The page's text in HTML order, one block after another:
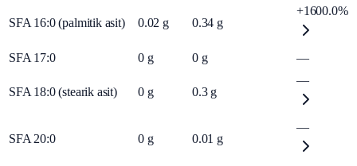
SFA 16:0 (palmitik asit) 0.02 g 0.34 g
+1600.0%
SFA 17:0 0 g 0 g —
SFA 18:0 (stearik asit) 0 g 0.3 g
—
SFA 20:0 0 g 0.01 g
—